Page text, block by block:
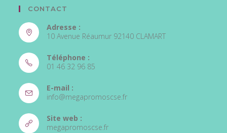
CONTACT
Adresse :
10 Avenue Réaumur 92140 CLAMART
Téléphone :
01 46 32 96 85
dans
votre
application
E-mail :
info@megapromoscse.frS’ouvre
Site web :
megapromoscse.frS’ouvre